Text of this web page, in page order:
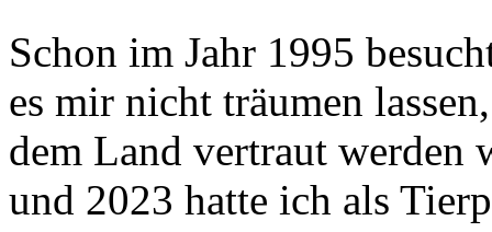
Schon im Jahr 1995
es mir nicht träumen
dem Land vertraut werden
und 2023 hatte ich als